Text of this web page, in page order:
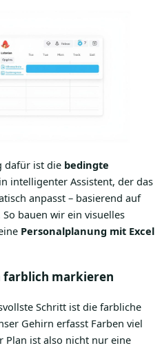
dafür ist die bedingte
intelligenter Assistent, der das
anpasst – basierend auf
bauen wir ein visuelles
Personalplanung mit Excel
farblich markieren
Schritt ist die farbliche
Gehirn erfasst Farben viel
Plan ist also nicht nur eine